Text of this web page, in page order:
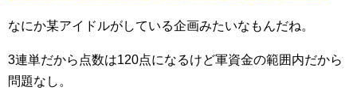
なにか某アイドルがしている企画みたいなもんだね。
3連単だから点数は120点になるけど軍資金の範囲内だから
問題なし。